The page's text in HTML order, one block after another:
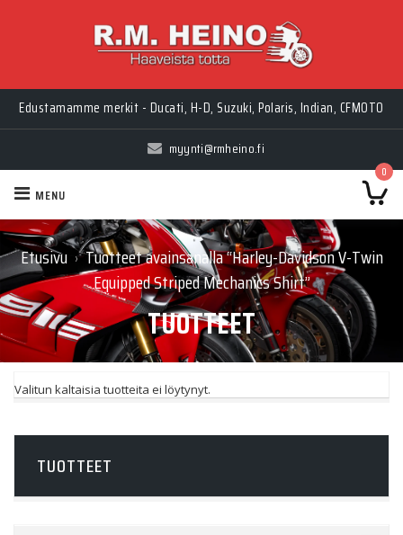
Edustamamme merkit - Ducati, H-D, Suzuki, Polaris, Indian, CFMOTO
myynti@rmheino.fi
0
MENU
Etusivu › Tuotteet avainsanalla “Harley-Davidson V-Twin
Equipped Striped Mechanics Shirt”
TUOTTEET
Valitun kaltaisia tuotteita ei löytynyt.
TUOTTEET